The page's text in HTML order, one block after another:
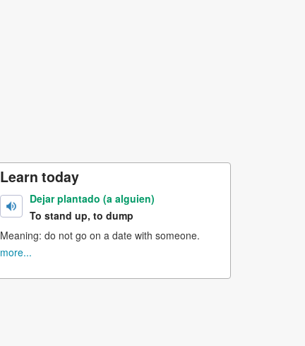
Learn today
Dejar plantado (a alguien)
To stand up, to dump
Meaning: do not go on a date with someone.
more...